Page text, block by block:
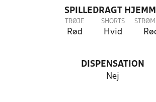
SPILLEDRAGT
TRØJE
Rød
SHORTS
Hvid
DISPENSATION
Nej